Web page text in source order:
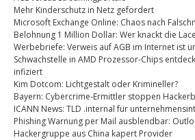
Mehr Kinderschutz in Netz gefordert
Microsoft Exchange Online: Chaos nach
Belohnung 1 Million Dollar: Wer knackt die
Werbebriefe: Verweis auf AGB im Internet ist
Schwachstelle in AMD Prozessor-Chips
infiziert
Kim Dotcom: Lichtgestalt oder Krimineller?
Bayern: Cybercrime-Ermittler stoppen
ICANN News: TLD .internal für
Phishing Warnung per Mail ausblendbar:
Hackergruppe aus China kapert Provider